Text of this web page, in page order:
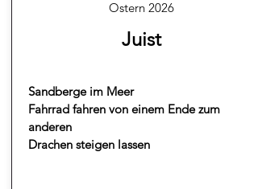
Ostern 2026
Juist
Sandberge im Meer
Fahrrad fahren von einem Ende zum
anderen
Drachen steigen lassen